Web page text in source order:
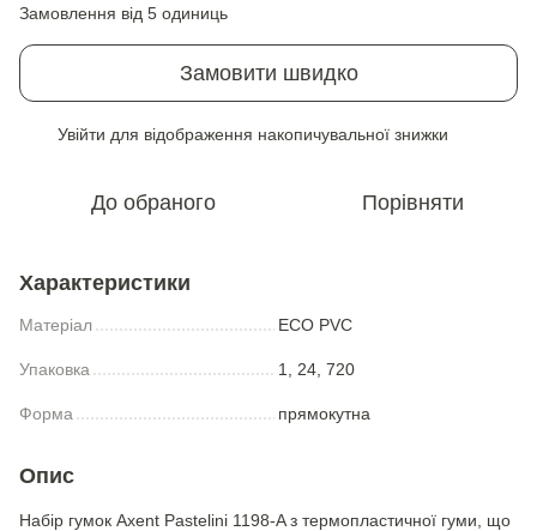
Замовлення від 5 одиниць
Замовити швидко
Увійти для відображення накопичувальної знижки
До обраного Порівняти
Характеристики
Матеріал ECO PVC
Упаковка 1, 24, 720
Форма прямокутна
Опис
Набір гумок Axent Pastelini 1198-A з термопластичної гуми, що